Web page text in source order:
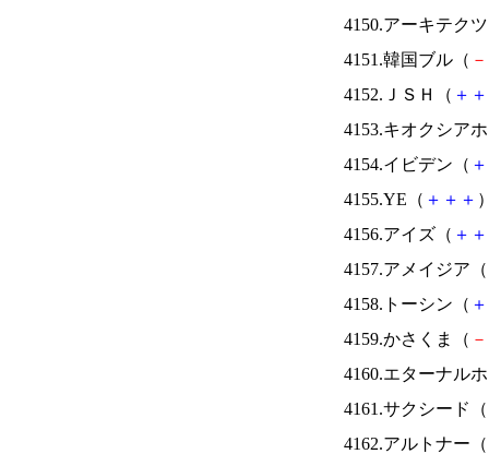
4150.アーキテク
4151.韓国ブル（ －
4152.ＪＳＨ（ ＋ ＋
4153.キオクシア
4154.イビデン（ ＋
4155.YE（ ＋ ＋ ＋
4156.アイズ（ ＋ ＋
4157.アメイジア（
4158.トーシン（ ＋
4159.かさくま（ －
4160.エターナル
4161.サクシード（
4162.アルトナー（